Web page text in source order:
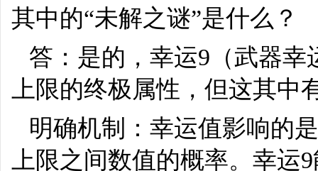
其中的“未解之谜”是什么？
答：是的，幸运9（武器
上限的终极属性，但这其
明确机制：幸运值影响的
上限之间数值的概率。幸